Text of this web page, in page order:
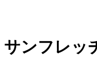
サンフレッ